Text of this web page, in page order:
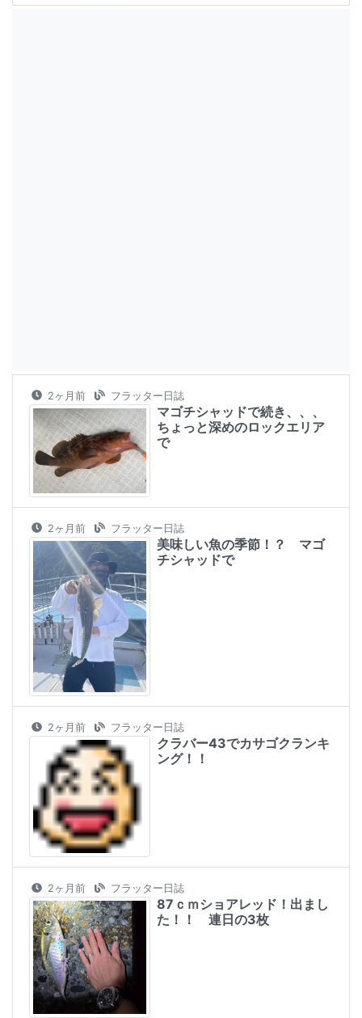
2ヶ月前 フラッター日誌
マゴチシャッドで続き、、、
ちょっと深めのロックエリア
で
2ヶ月前 フラッター日誌
美味しい魚の季節！？ マゴ
チシャッドで
2ヶ月前 フラッター日誌
クラバー43でカサゴクランキ
ング！！
2ヶ月前 フラッター日誌
87ｃｍショアレッド！出まし
た！！ 連日の3枚